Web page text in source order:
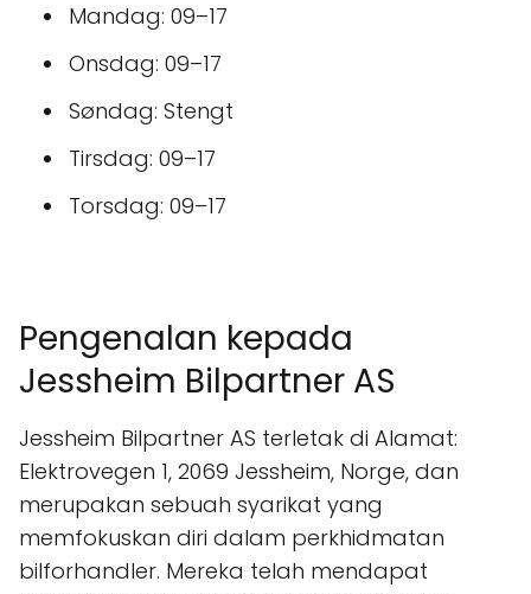
Mandag: 09–17
Onsdag: 09–17
Søndag: Stengt
Tirsdag: 09–17
Torsdag: 09–17
Pengenalan kepada
Jessheim Bilpartner AS
Jessheim Bilpartner AS terletak di Alamat:
Elektrovegen 1, 2069 Jessheim, Norge, dan
merupakan sebuah syarikat yang
memfokuskan diri dalam perkhidmatan
bilforhandler. Mereka telah mendapat